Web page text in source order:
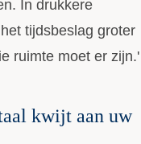
In drukkere
tijdsbeslag groter
ruimte moet er zijn.'
kwijt aan uw